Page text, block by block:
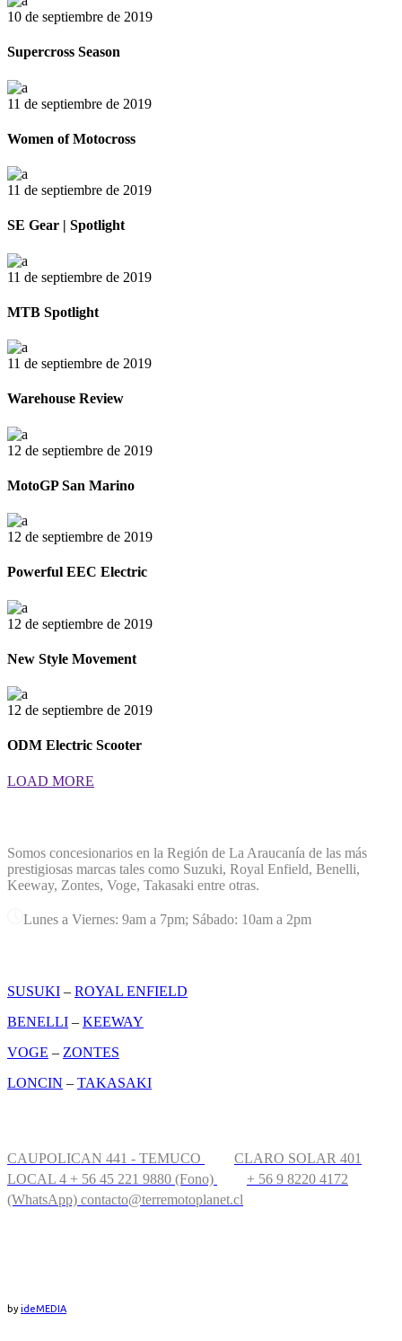
10 de septiembre de 2019
Supercross Season
11 de septiembre de 2019
Women of Motocross
11 de septiembre de 2019
SE Gear | Spotlight
11 de septiembre de 2019
MTB Spotlight
11 de septiembre de 2019
Warehouse Review
12 de septiembre de 2019
MotoGP San Marino
12 de septiembre de 2019
Powerful EEC Electric
12 de septiembre de 2019
New Style Movement
12 de septiembre de 2019
ODM Electric Scooter
LOAD MORE
Somos concesionarios en la Región de La Araucanía de las más
prestigiosas marcas tales como Suzuki, Royal Enfield, Benelli,
Keeway, Zontes, Voge, Takasaki entre otras.
Lunes a Viernes: 9am a 7pm; Sábado: 10am a 2pm
SUSUKI – ROYAL ENFIELD
BENELLI – KEEWAY
VOGE – ZONTES
LONCIN – TAKASAKI
CAUPOLICAN 441 - TEMUCO
CLARO SOLAR 401
LOCAL 4 + 56 45 221 9880 (Fono)
+ 56 9 8220 4172
(WhatsApp) contacto@terremotoplanet.cl
byideMEDIA